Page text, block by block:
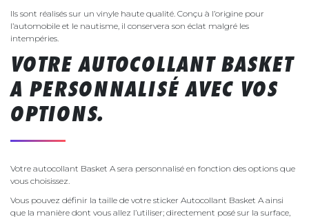
Ils sont réalisés sur un vinyle haute qualité. Conçu à l’origine pour
l’automobile et le nautisme, il conservera son éclat malgré les
intempéries.
VOTRE AUTOCOLLANT BASKET
A PERSONNALISÉ AVEC VOS
OPTIONS.
Votre autocollant Basket A sera personnalisé en fonction des options que
vous choisissez.
Vous pouvez définir la taille de votre sticker Autocollant Basket A ainsi
que la manière dont vous allez l’utiliser; directement posé sur la surface,